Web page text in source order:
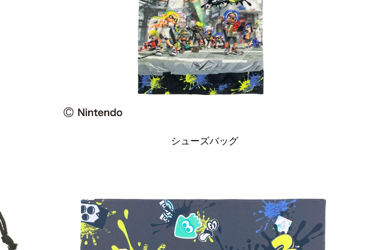
シューズバッグ